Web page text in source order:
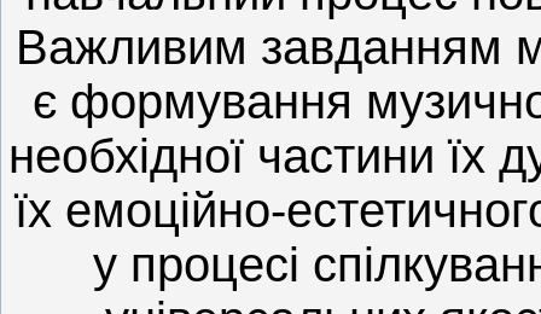
Важливим завданням
є формування
необхідної частини їх
їх емоційно-
у процесі